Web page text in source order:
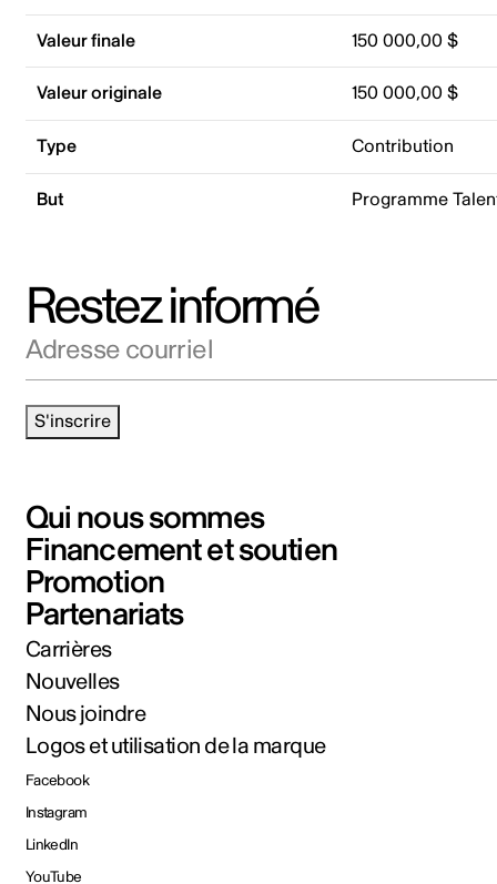
Valeur finale 150 000,00 $
Valeur originale 150 000,00 $
Type Contribution
But Programme
Restez informé
S'inscrire
Qui nous sommes
Financement et soutien
Promotion
Partenariats
Carrières
Nouvelles
Nous joindre
Logos et utilisation de la marque
Facebook
Instagram
LinkedIn
YouTube